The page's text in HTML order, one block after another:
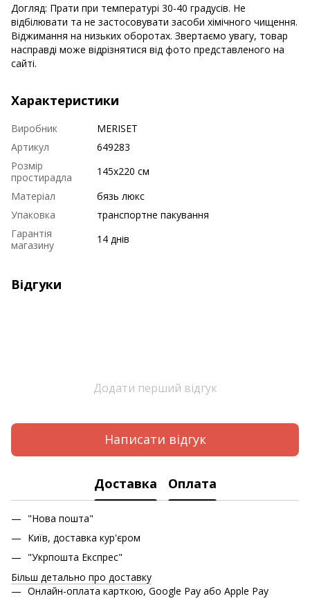
Догляд: Прати при температурі 30-40 градусів. Не
відбілювати та не застосовувати засоби хімічного чищення.
Віджимання на низьких оборотах. Звертаємо увагу, товар
насправді може відрізнятися від фото представленого на
сайті.
Характеристики
Виробник
MERISET
Артикул
649283
Розмір
простирадла
145х220 см
Матеріал
бязь люкс
Упаковка
транспортне пакування
Гарантія
магазину
14 днів
Відгуки
Додати перший відгук
Написати відгук
Доставка Оплата
"Нова пошта"
Київ, доставка кур'єром
"Укрпошта Експрес"
Більш детально про доставку
Онлайн-оплата карткою, Google Pay або Apple Pay